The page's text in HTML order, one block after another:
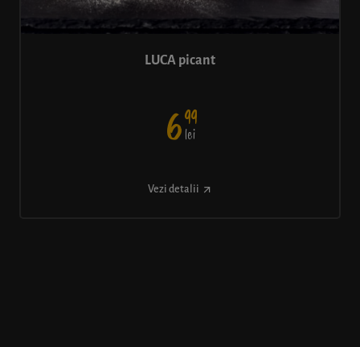
LUCA picant
699
lei
Vezi detalii